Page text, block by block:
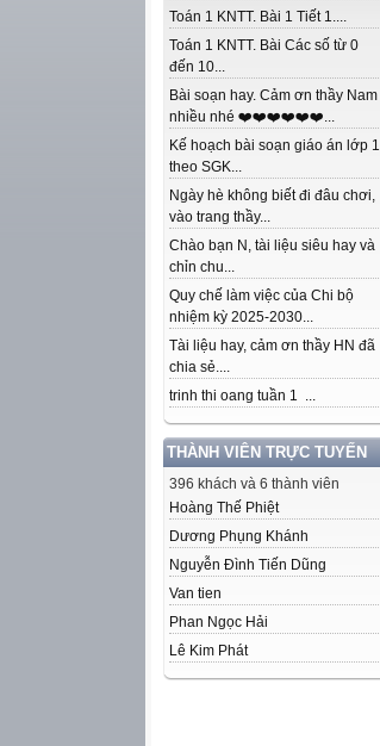
Toán 1 KNTT. Bài 1 Tiết 1....
Toán 1 KNTT. Bài Các số từ 0
đến 10...
Bài soạn hay. Cảm ơn thầy Nam
nhiều nhé ❤️❤️❤️❤️❤️❤️...
Kế hoạch bài soạn giáo án lớp 1
theo SGK...
Ngày hè không biết đi đâu chơi,
vào trang thầy...
Chào bạn N, tài liệu siêu hay và
chỉn chu...
Quy chế làm việc của Chi bộ
nhiệm kỳ 2025-2030...
Tài liệu hay, cảm ơn thầy HN đã
chia sẻ....
trinh thi oang tuần 1 ...
THÀNH VIÊN TRỰC TUYẾN
396 khách và 6 thành viên
Hoàng Thế Phiệt
Dương Phụng Khánh
Nguyễn Đình Tiến Dũng
Van tien
Phan Ngọc Hải
Lê Kim Phát